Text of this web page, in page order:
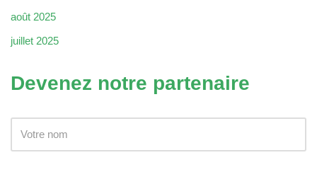
août 2025
juillet 2025
Devenez notre partenaire